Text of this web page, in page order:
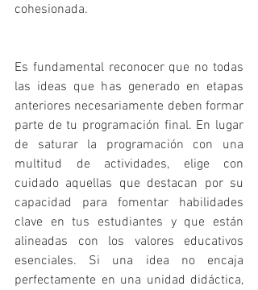
cohesionada.
Es fundamental reconocer que no todas
las ideas que has generado en etapas
anteriores necesariamente deben formar
parte de tu programación final. En lugar
de saturar la programación con una
multitud de actividades, elige con
cuidado aquellas que destacan por su
capacidad para fomentar habilidades
clave en tus estudiantes y que están
alineadas con los valores educativos
esenciales. Si una idea no encaja
perfectamente en una unidad didáctica,